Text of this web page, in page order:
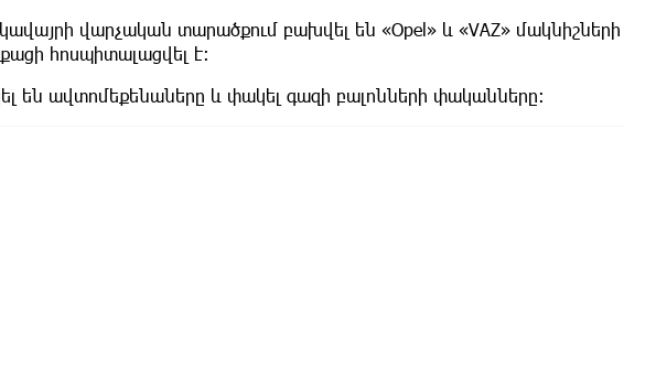
վարչական տարածքում բախվել են «Opel» և «VAZ» մակնիշների
հոսպիտալացվել է։
են ավտոմեքենաները և փակել գազի բալոնների փականները։